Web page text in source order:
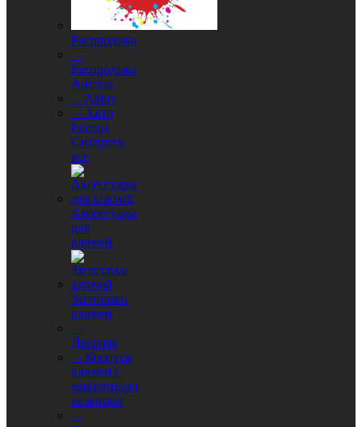
Распродажа
-
Распродажа
Англия
- Abloy
- Авто
Россия
Смотреть
все
Аксессуары
для
ключей
Заготовки
ключей
-
Дверняк
- Корпуса
ключей с
выкидными
лезвиями
-